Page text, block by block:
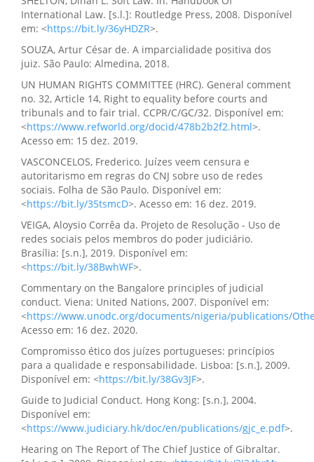
International Law. [s.l.]: Routledge Press, 2008. Disponível
em: <https://bit.ly/36yHDZR>.
SOUZA, Artur César de. A imparcialidade positiva dos
juiz. São Paulo: Almedina, 2018.
UN HUMAN RIGHTS COMMITTEE (HRC). General comment
no. 32, Article 14, Right to equality before courts and
tribunals and to fair trial. CCPR/C/GC/32. Disponível em:
<https://www.refworld.org/docid/478b2b2f2.html>.
Acesso em: 15 dez. 2019.
VASCONCELOS, Frederico. Juízes veem censura e
autoritarismo em regras do CNJ sobre uso de redes
sociais. Folha de São Paulo. Disponível em:
<https://bit.ly/35tsmcD>. Acesso em: 16 dez. 2019.
VEIGA, Aloysio Corrêa da. Projeto de Resolução - Uso de
redes sociais pelos membros do poder judiciário.
Brasília: [s.n.], 2019. Disponível em:
<https://bit.ly/38BwhWF>.
Commentary on the Bangalore principles of judicial
conduct. Viena: United Nations, 2007. Disponível em:
<https://www.unodc.org/documents/nigeria/publications/
Acesso em: 16 dez. 2020.
Compromisso ético dos juízes portugueses: princípios
para a qualidade e responsabilidade. Lisboa: [s.n.], 2009.
Disponível em: <https://bit.ly/38Gv3JF>.
Guide to Judicial Conduct. Hong Kong: [s.n.], 2004.
Disponível em:
<https://www.judiciary.hk/doc/en/publications/gjc_e.pdf>.
Hearing on The Report of The Chief Justice of Gibraltar.